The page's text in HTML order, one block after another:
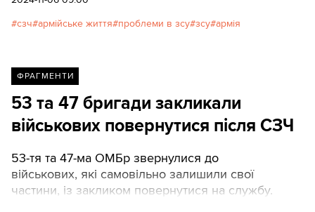
спостереженнями про бійців, які самовільно
сзч армійське життя проблеми в зсу зсу армія
ФРАГМЕНТИ
53 та 47 бригади закликали
військових повернутися після СЗЧ
53-тя та 47-ма ОМБр звернулися до
військових, які самовільно залишили свої
частини, із закликом повернутися на службу.